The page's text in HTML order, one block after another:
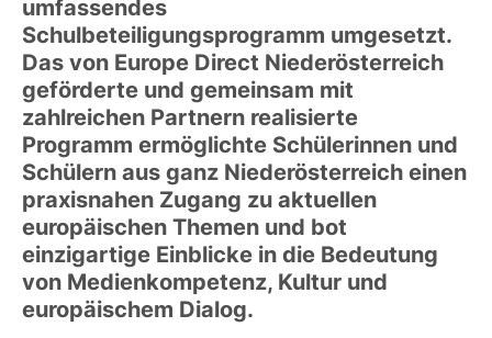
umfassendes
Schulbeteiligungsprogramm umgesetzt.
Das von Europe Direct Niederösterreich
geförderte und gemeinsam mit
zahlreichen Partnern realisierte
Programm ermöglichte Schülerinnen und
Schülern aus ganz Niederösterreich einen
praxisnahen Zugang zu aktuellen
europäischen Themen und bot
einzigartige Einblicke in die Bedeutung
von Medienkompetenz, Kultur und
europäischem Dialog.